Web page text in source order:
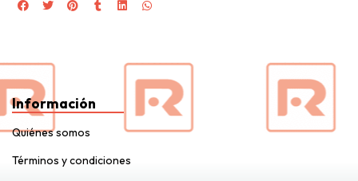
Información
Quiénes somos
Términos y condiciones